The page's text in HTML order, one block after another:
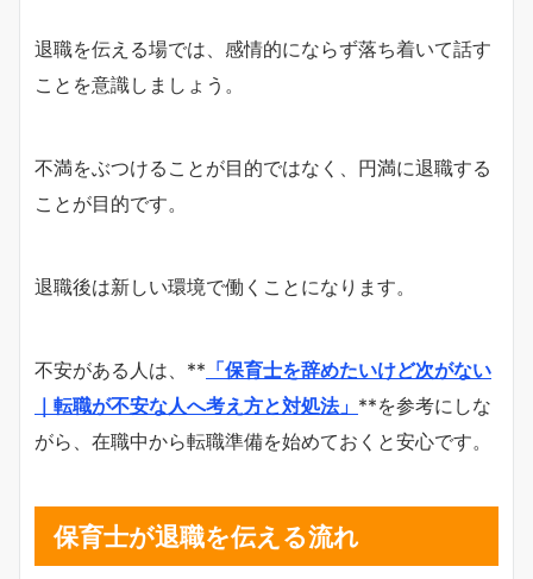
退職を伝える場では、感情的にならず落ち着いて話す
ことを意識しましょう。
不満をぶつけることが目的ではなく、円満に退職する
ことが目的です。
退職後は新しい環境で働くことになります。
不安がある人は、** 「保育士を辞めたいけど次がない
｜転職が不安な人へ考え方と対処法」 **を参考にしな
がら、在職中から転職準備を始めておくと安心です。
保育士が退職を伝える流れ